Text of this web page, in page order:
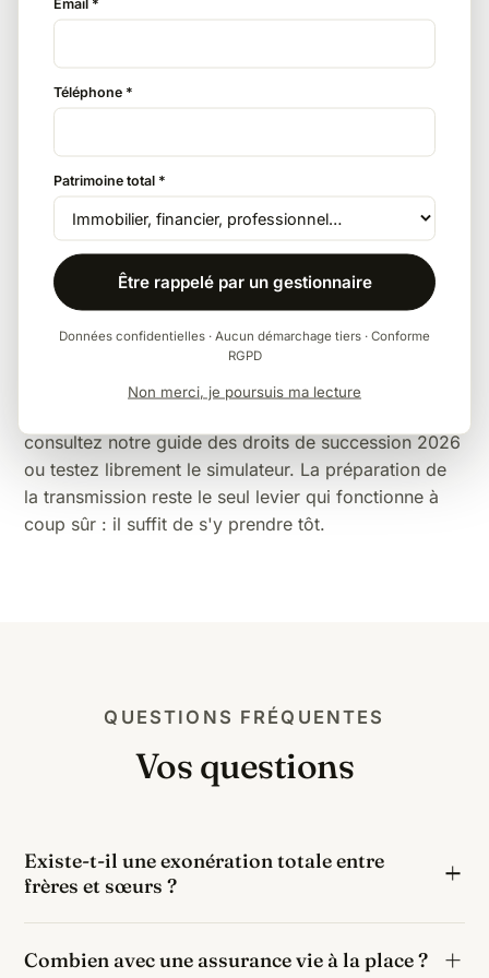
Avec 152 500 € d'abattement par bénéficiaire puis
20 % (primes avant 70 ans), l'assurance vie divise
barème à 35/45 %.
La donation anticipée
L'abattement de 15 932 € entre frères et sœurs se
reconstitue tous les 15 ans en donation — modeste,
mais cumulable avec les autres leviers.
Pour la vision d'ensemble — barèmes complets,
consultez notreguide des droits de succession 2026
ou testez librement le simulateur. La préparation de
la transmission reste le seul levier qui fonctionne à
coup sûr : il suffit de s'y prendre tôt.
QUESTIONS FRÉQUENTES
Vos questions
Existe-t-il une exonération totale entre
frères et sœurs ?
avec le défunt pendant les 5 ans précédant le décès,
Combien avec une assurance vie à la place ?
Email *
Téléphone *
Patrimoine total *
Être rappelé par un gestionnaire
Données confidentielles · Aucun démarchage tiers · Conforme
RGPD
Non merci, je poursuis ma lecture